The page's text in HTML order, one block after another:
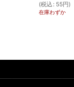
(税込 : 55円)
在庫わずか